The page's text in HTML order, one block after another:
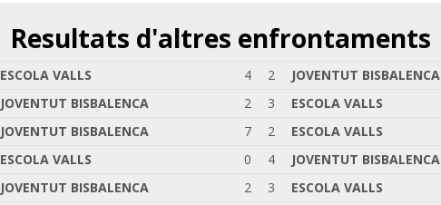
Resultats d'altres enfrontaments
ESCOLA VALLS 4 2
JOVENTUT BISBALENCA
JOVENTUT BISBALENCA 2 3
ESCOLA VALLS
JOVENTUT BISBALENCA 7 2
ESCOLA VALLS
ESCOLA VALLS 0 4
JOVENTUT BISBALENCA
JOVENTUT BISBALENCA 2 3
ESCOLA VALLS